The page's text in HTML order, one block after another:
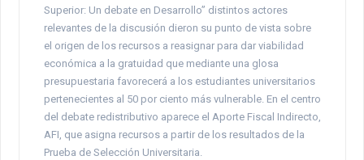
Superior: Un debate en Desarrollo” distintos actores
relevantes de la discusión dieron su punto de vista sobre
el origen de los recursos a reasignar para dar viabilidad
económica a la gratuidad que mediante una glosa
presupuestaria favorecerá a los estudiantes universitarios
pertenecientes al 50 por ciento más vulnerable. En el centro
del debate redistributivo aparece el Aporte Fiscal Indirecto,
AFI, que asigna recursos a partir de los resultados de la
Prueba de Selección Universitaria.